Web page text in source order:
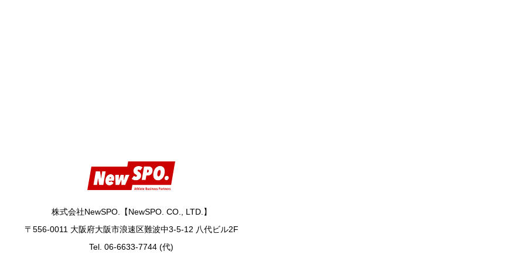
株式会社NewSPO.【NewSPO. CO., LTD.】
〒556-0011 大阪府大阪市浪速区難波中3-5-12 八代ビル2F
Tel. 06-6633-7744 (代)